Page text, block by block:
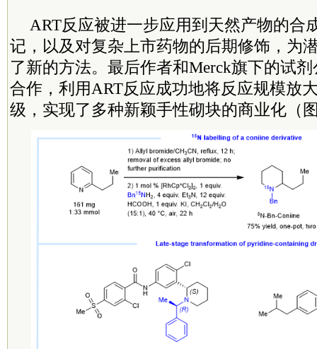
ART反应被进一步应用到天然产物的合
记，以及对复杂上市药物的后期修饰，为
了新的方法。最后作者和Merck旗下的试
合作，利用ART反应成功地将反应规模放
级，实现了多种新颖手性砌块的商业化（